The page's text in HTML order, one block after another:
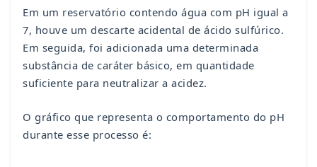
Em um reservatório contendo água com pH igual a
7, houve um descarte acidental de ácido sulfúrico.
Em seguida, foi adicionada uma determinada
substância de caráter básico, em quantidade
suficiente para neutralizar a acidez.
O gráfico que representa o comportamento do pH
durante esse processo é: